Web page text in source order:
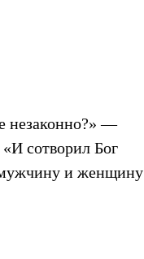
незаконно?» —
сотворил Бог
мужчину и женщину